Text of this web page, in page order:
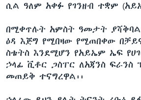
ሲል ዓለም አቀፉ የገንዘብ ተቋም
በሚቀጥሉት አምስት ዓመታት
ዕዳ እጅግ የሚበዛው የሚጠበቀው
ስቴትስ እንደሚሆን የአይኤም ኤፍ
ኃላፊ ቪቶር ጋስፐር ለአጃንስ ፍራንስ
መጠይቅ ተናግረዋል፡፡